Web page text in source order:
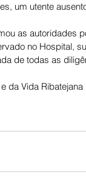
um utente
as autoridades
no Hospital,
de todas as
da Vida Ribatejana